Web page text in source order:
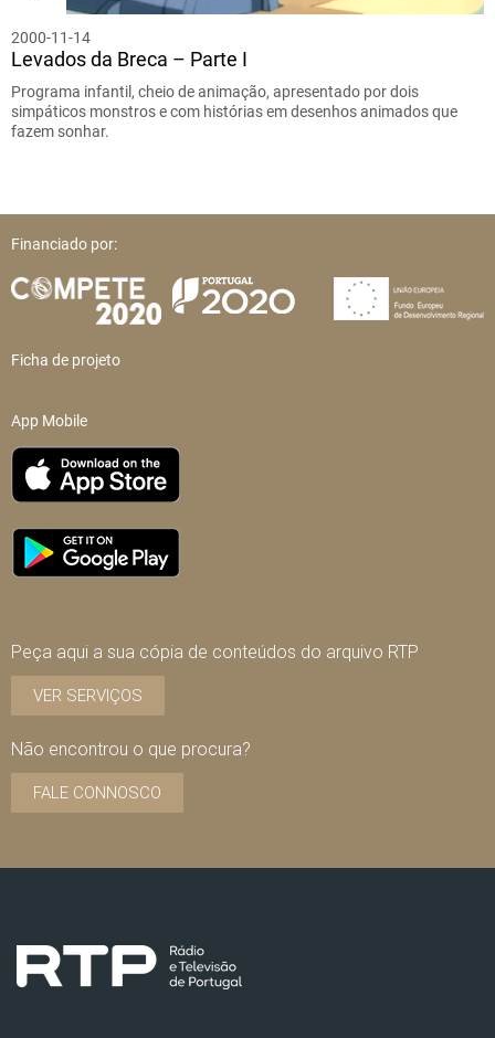
2000-11-14
Levados da Breca – Parte I
Programa infantil, cheio de animação, apresentado por dois
simpáticos monstros e com histórias em desenhos animados que
fazem sonhar.
Financiado por:
Ficha de projeto
App Mobile
Peça aqui a sua cópia de conteúdos do arquivo RTP
VER SERVIÇOS
Não encontrou o que procura?
FALE CONNOSCO